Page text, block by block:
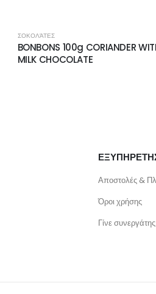
ΣΟΚΟΛΆΤΕΣ
BONBONS 100g CORIANDER
MILK CHOCOLATE
Αποστολές &
Όροι χρήσης
Γίνε συνεργάτης